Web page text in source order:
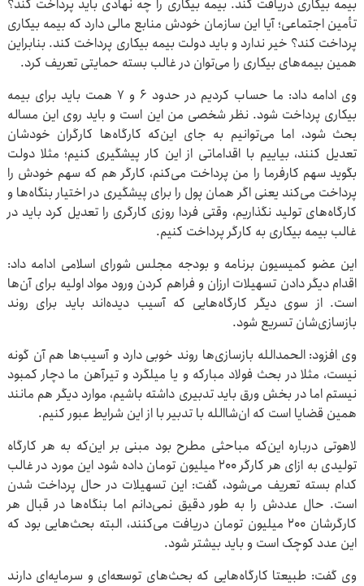
بیمه بیکاری دریافت کند. بیمه بیکاری را چه نهادی باید پرداخت کند؟
تأمین اجتماعی؛ آیا این سازمان خودش منابع مالی دارد که بیمه بیکاری
پرداخت کند؟ خیر ندارد و باید دولت بیمه بیکاری پرداخت کند. بنابراین
همین بیمه‌های بیکاری را می‌توان در غالب بسته حمایتی تعریف کرد.
وی ادامه داد: ما حساب کردیم در حدود ۶ و ۷ همت باید برای بیمه
بیکاری پرداخت شود. نظر شخصی من این است و باید روی این مساله
بحث شود، اما می‌توانیم به جای این‌که کارگاه‌ها کارگران خودشان
تعدیل کنند، بیاییم با اقداماتی از این کار پیشگیری کنیم؛ مثلا دولت
بگوید سهم کارفرما را من پرداخت می‌کنم، کارگر هم که سهم خودش را
پرداخت می‌کند یعنی اگر همان پول را برای پیشگیری در اختیار بنگاه‌ها و
کارگاه‌های تولید نگذاریم، وقتی فردا روزی کارگری را تعدیل کرد باید در
غالب بیمه بیکاری به کارگر پرداخت کنیم.
این عضو کمیسیون برنامه و بودجه مجلس شورای اسلامی ادامه داد:
اقدام دیگر دادن تسهیلات ارزان و فراهم کردن ورود مواد اولیه برای آن‌ها
است. از سوی دیگر کارگاه‌هایی که آسیب دیده‌اند باید برای روند
بازسازی‌شان تسریع شود.
وی افزود: الحمدالله بازسازی‌ها روند خوبی دارد و آسیب‌ها هم آن گونه
نیست، مثلا در بحث فولاد مبارکه و یا میلگرد و تیرآهن ما دچار کمبود
نیستم اما در بخش ورق باید تدبیری داشته باشیم، موارد دیگر هم مانند
همین قضایا است که ان‌شاالله با تدبیر با از این شرایط عبور کنیم.
لاهوتی درباره این‌که مباحثی مطرح بود مبنی بر این‌که به هر کارگاه
تولیدی به ازای هر کارگر ۲۰۰ میلیون تومان داده شود این مورد در غالب
کدام بسته تعریف می‌شود، گفت: این تسهیلات در حال پرداخت شدن
است. حال عددش را به طور دقیق نمی‌دانم اما بنگاه‌ها در قبال هر
کارگرشان ۲۰۰ میلیون تومان دریافت می‌کنند، البته بحث‌هایی بود که
این عدد کوچک است و باید بیشتر شود.
وی گفت: طبیعتا کارگاه‌هایی که بحث‌های توسعه‌ای و سرمایه‌ای دارند